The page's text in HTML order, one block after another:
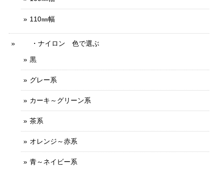
110㎜幅
・ナイロン 色で選ぶ
黒
グレー系
カーキ～グリーン系
茶系
オレンジ～赤系
青～ネイビー系